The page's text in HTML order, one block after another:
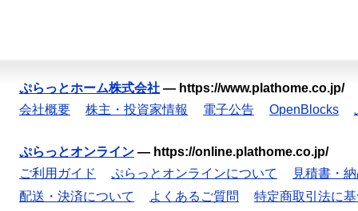
ぷらっとホーム株式会社 — https://www.plathome.co.jp/
会社概要
株主・投資家情報 電子公告 OpenBlocks
ぷらっとオンライン — https://online.plathome.co.jp/
ご利用ガイド
ぷらっとオンラインについて
見積書・
配送・決済について
よくあるご質問
特定商取引法に